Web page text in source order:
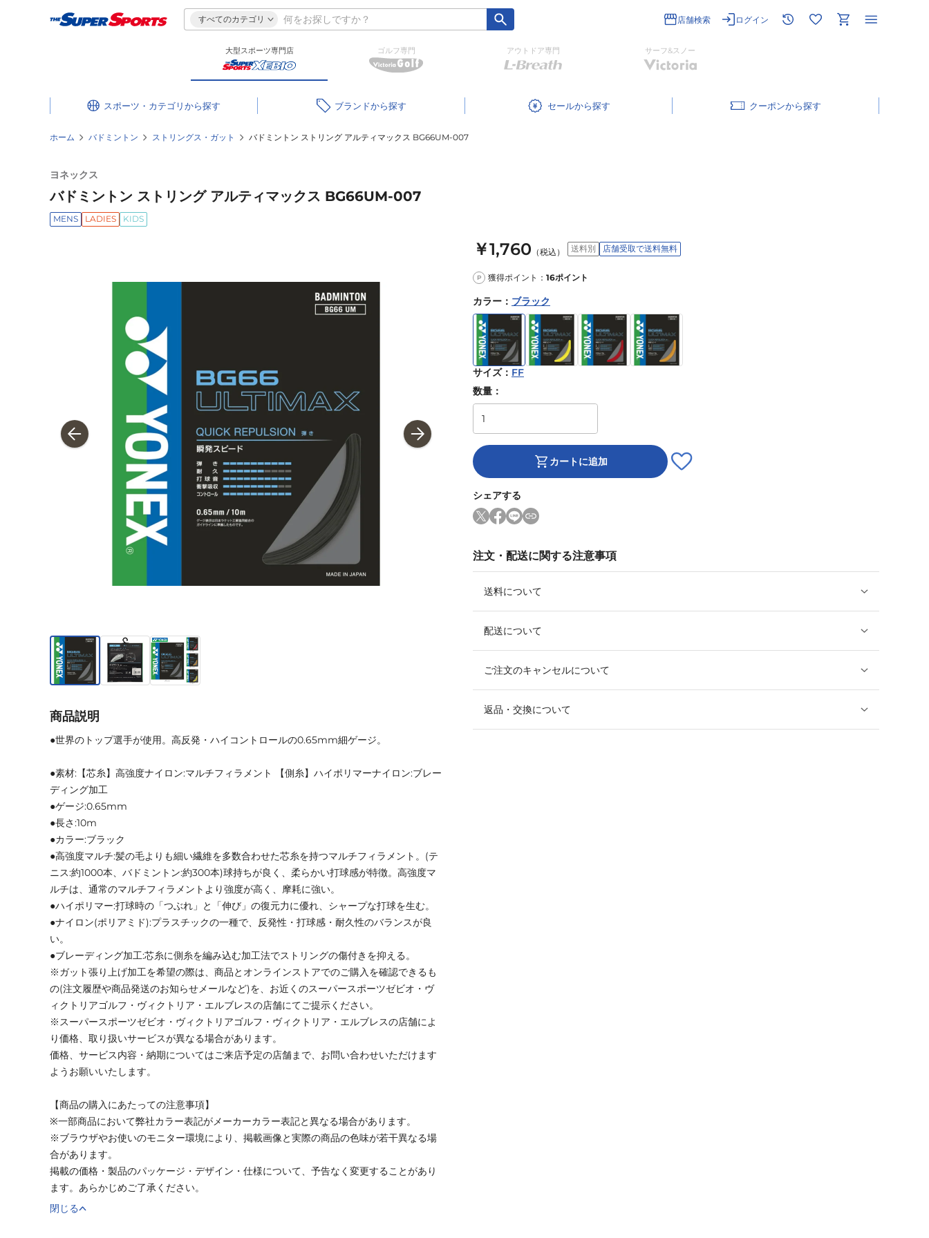
すべてのカテゴリ 店舗検索 ログイン
大型スポーツ専門店 ゴルフ専門 アウトドア専門 サーフ&スノー
スポーツ・カテゴリ ブランド セール クーポン
ホーム バドミントン ストリングス・ガット バドミントン ストリング アルティマックス BG66UM-007
ヨネックス
バドミントン ストリング アルティマックス BG66UM-007
MENS LADIES KIDS
￥1,760 （税込） 送料別 店舗受取で送料無料
P 獲得ポイント： 16ポイント
カラー ： ブラック
サイズ： FF
数量：
カートに追加
シェアする
注文・配送に関する注意事項
送料について
配送について
ご注文のキャンセルについて
返品・交換について
商品説明
●世界のトップ選手が使用。高反発・ハイコントロールの0.65mm細ゲージ。
●素材:【芯糸】高強度ナイロン:マルチフィラメント 【側糸】ハイポリマーナイロン:ブレー
ディング加工
●ゲージ:0.65mm
●長さ:10m
●カラー:ブラック
●高強度マルチ:髪の毛よりも細い繊維を多数合わせた芯糸を持つマルチフィラメント。(テ
ニス:約1000本、バドミントン:約300本)球持ちが良く、柔らかい打球感が特徴。高強度マ
ルチは、通常のマルチフィラメントより強度が高く、摩耗に強い。
●ハイポリマー:打球時の「つぶれ」と「伸び」の復元力に優れ、シャープな打球を生む。
●ナイロン(ポリアミド):プラスチックの一種で、反発性・打球感・耐久性のバランスが良
い。
●ブレーディング加工:芯糸に側糸を編み込む加工法でストリングの傷付きを抑える。
※ガット張り上げ加工を希望の際は、商品とオンラインストアでのご購入を確認できるも
の(注文履歴や商品発送のお知らせメールなど)を、お近くのスーパースポーツゼビオ・ヴ
ィクトリアゴルフ・ヴィクトリア・エルブレスの店舗にてご提示ください。
※スーパースポーツゼビオ・ヴィクトリアゴルフ・ヴィクトリア・エルブレスの店舗によ
り価格、取り扱いサービスが異なる場合があります。
価格、サービス内容・納期についてはご来店予定の店舗まで、お問い合わせいただけます
ようお願いいたします。
【商品の購入にあたっての注意事項】
※一部商品において弊社カラー表記がメーカーカラー表記と異なる場合があります。
※ブラウザやお使いのモニター環境により、掲載画像と実際の商品の色味が若干異なる場
合があります。
掲載の価格・製品のパッケージ・デザイン・仕様について、予告なく変更することがあり
ます。あらかじめご了承ください。
閉じる